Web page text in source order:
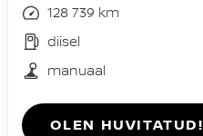
128 739 km
diisel
manuaal
OLEN HUVITATUD!